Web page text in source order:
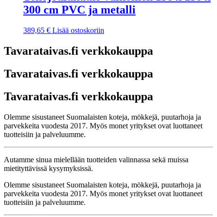
300 cm PVC ja metalli
389,65 € Lisää ostoskoriin
Tavarataivas.fi verkkokauppa
Tavarataivas.fi verkkokauppa
Tavarataivas.fi verkkokauppa
Olemme sisustaneet Suomalaisten koteja, mökkejä, puutarhoja ja
parvekkeita vuodesta 2017. Myös monet yritykset ovat luottaneet
tuotteisiin ja palveluumme.
Autamme sinua mielellään tuotteiden valinnassa sekä muissa
mietityttävissä kysymyksissä.
Olemme sisustaneet Suomalaisten koteja, mökkejä, puutarhoja ja
parvekkeita vuodesta 2017. Myös monet yritykset ovat luottaneet
tuotteisiin ja palveluumme.